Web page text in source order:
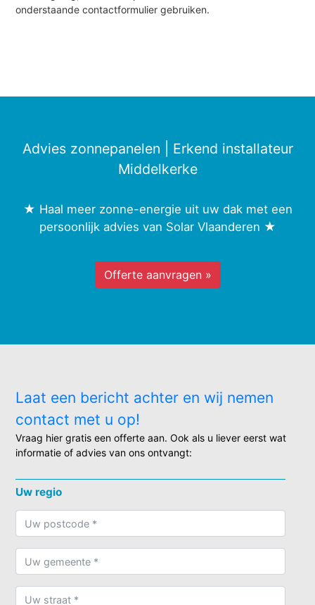
onderstaande contactformulier gebruiken.
Advies zonnepanelen | Erkend installateur
Middelkerke
★ Haal meer zonne-energie uit uw dak met een
persoonlijk advies van Solar Vlaanderen ★
Offerte aanvragen »
Laat een bericht achter en wij nemen
contact met u op!
Vraag hier gratis een offerte aan. Ook als u liever eerst wat
informatie of advies van ons ontvangt:
Uw regio